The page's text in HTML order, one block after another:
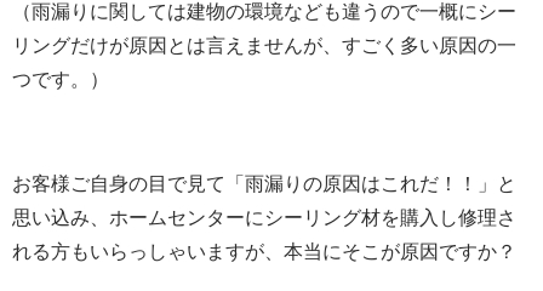
（雨漏りに関しては建物の環境なども違うので一概にシー
リングだけが原因とは言えませんが、すごく多い原因の一
つです。）
お客様ご自身の目で見て「雨漏りの原因はこれだ！！」と
思い込み、ホームセンターにシーリング材を購入し修理さ
れる方もいらっしゃいますが、本当にそこが原因ですか？